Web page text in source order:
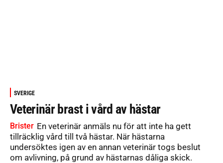
SVERIGE
Veterinär brast i vård av hästar
Brister En veterinär anmäls nu för att inte ha gett
tillräcklig vård till två hästar. När hästarna
undersöktes igen av en annan veterinär togs beslut
om avlivning, på grund av hästarnas dåliga skick.